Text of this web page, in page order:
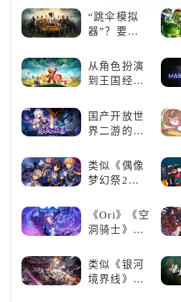
未来战场；
跑酷突袭，
“跳伞模拟
器”？要
“刚”？
从角色扮演
到王国经
游为何能俘
获玩家心？
国产开放世
界二游的里
神》
类似《偶像
梦幻祭2》
游推荐：完
美还原偶像
像团
《Ori》《空
洞骑士》
胞》横向对
比，不知道
类似《银河
境界线》的